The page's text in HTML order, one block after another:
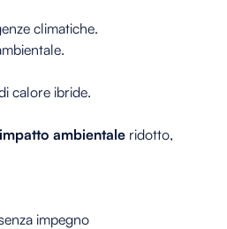
climatiche.
calore ibride.
ambientale ridotto,
impegno